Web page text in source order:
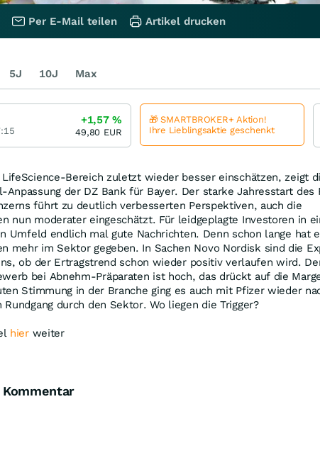
LifeScience-Bereich zuletzt wieder besser einschätzen, zeigt
Anpassung der DZ Bank für Bayer. Der starke Jahresstart des
führt zu deutlich verbesserten Perspektiven, auch die
nun moderater eingeschätzt. Für leidgeplagte Investoren in
Umfeld endlich mal gute Nachrichten. Denn schon lange hat
mehr im Sektor gegeben. In Sachen Novo Nordisk sind die
ob der Ertragstrend schon wieder positiv verlaufen wird.
bei Abnehm-Präparaten ist hoch, das drückt auf die
Stimmung in der Branche ging es auch mit Pfizer wieder
durch den Sektor. Wo liegen die Trigger?
hierweiter
Kommentar
Per E-Mail teilen Artikel drucken
5J 10J Max
+1,57%
49,80 EUR
🎁 SMARTBROKER+ Aktion!
Ihre Lieblingsaktie geschenkt